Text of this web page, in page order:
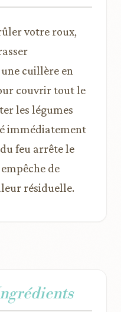
votre roux,
cuillère en
couvrir tout le
les légumes
immédiatement
feu arrête le
de
résiduelle.